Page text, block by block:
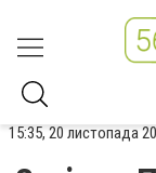
15:35, 20 листопада